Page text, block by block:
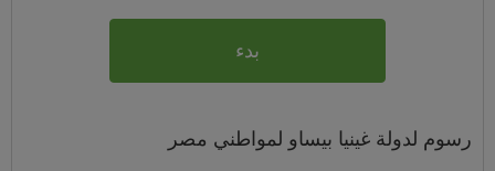
بدء
رسوم لدولة غينيا بيساو لمواطني مصر